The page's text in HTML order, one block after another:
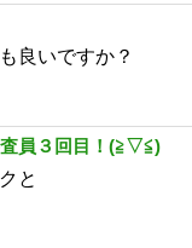
良いですか？
員３回目！(⁠≧⁠▽⁠≦⁠)
と